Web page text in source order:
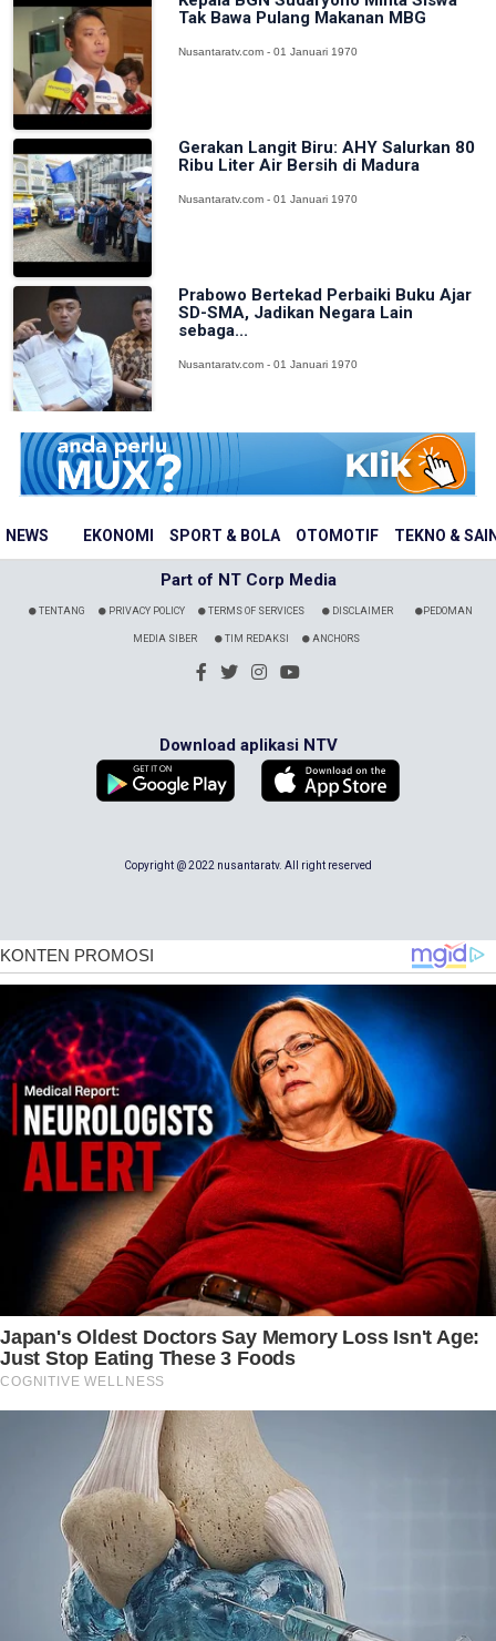
NEWS EKONOMI SPORT & BOLA OTOMOTIF TEKNO &
Tak Bawa Pulang Makanan MBG
Nusantaratv.com - 01 Januari 1970
Gerakan Langit Biru: AHY Salurkan 80
Ribu Liter Air Bersih di Madura
Nusantaratv.com - 01 Januari 1970
Prabowo Bertekad Perbaiki Buku Ajar
SD-SMA, Jadikan Negara Lain
sebaga...
Nusantaratv.com - 01 Januari 1970
Part of NT Corp Media
TENTANG PRIVACY POLICY TERMS OF SERVICES DISCLAIMER PEDOMAN
MEDIA SIBER TIM REDAKSI ANCHORS
Download aplikasi NTV
Copyright @ 2022 nusantaratv. All right reserved